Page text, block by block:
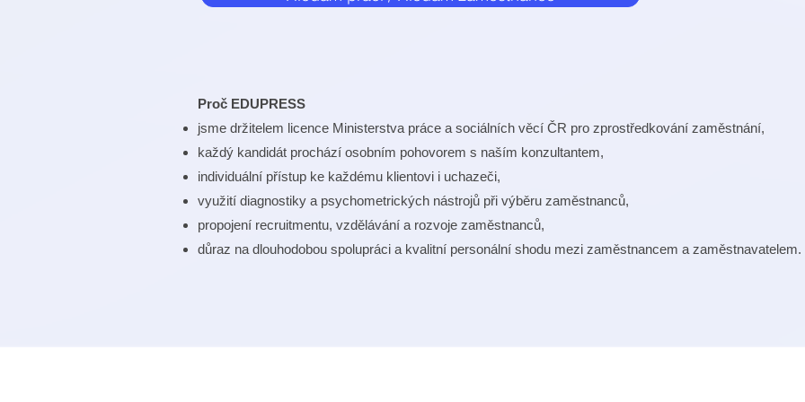
Proč EDUPRESS
jsme držitelem licence Ministerstva práce a sociálních věcí ČR pro zprostředkování zaměstnání,
každý kandidát prochází osobním pohovorem s naším konzultantem,
individuální přístup ke každému klientovi i uchazeči,
využití diagnostiky a psychometrických nástrojů při výběru zaměstnanců,
propojení recruitmentu, vzdělávání a rozvoje zaměstnanců,
důraz na dlouhodobou spolupráci a kvalitní personální shodu mezi zaměstnancem a zaměstnavatelem.